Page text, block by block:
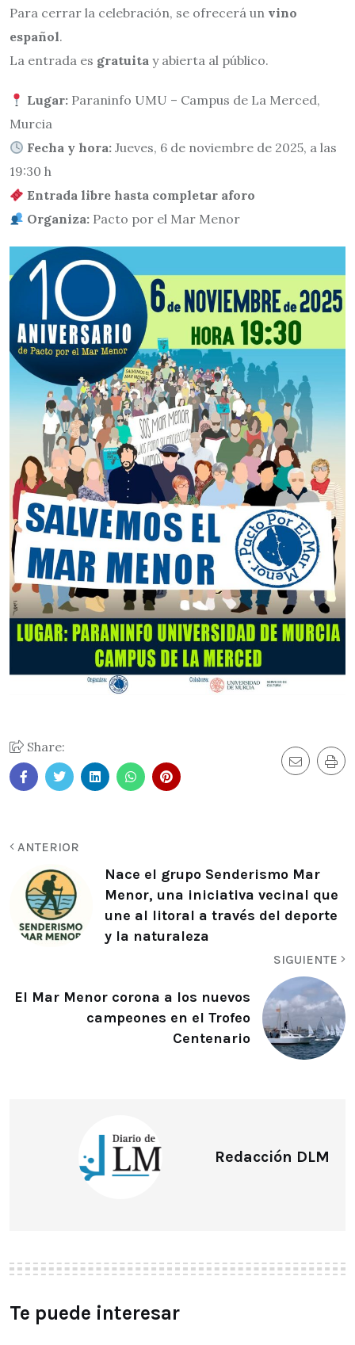
Para cerrar la celebración, se ofrecerá un vino
español.
La entrada es gratuita y abierta al público.
Lugar: Paraninfo UMU – Campus de La Merced,
Murcia
Fecha y hora: Jueves, 6 de noviembre de 2025, a las
19:30 h
Entrada libre hasta completar aforo
Organiza: Pacto por el Mar Menor
Share:
ANTERIOR
Nace el grupo Senderismo Mar
Menor, una iniciativa vecinal que
une al litoral a través del deporte
y la naturaleza
SIGUIENTE
El Mar Menor corona a los nuevos
campeones en el Trofeo
Centenario
Redacción DLM
Te puede interesar